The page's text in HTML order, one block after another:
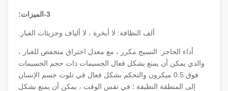
ألف النظافة: لا أبخرة ، لا ألياف وجزيئات الغبار.
أداء الحاجز: النسيج مكرر ، مع معدل اختراق منخفض للغبار ،
والذي يمكن أن يمنع بشكل فعال الجسيمات ذات حجم الجسيمات
فوق 0.5 ميكرون والتحكم بشكل فعال في تلوث جسم الإنسان
إلى المنطقة النظيفة ؛ في نفس الوقت ، يمكن أن يمنع بشكل